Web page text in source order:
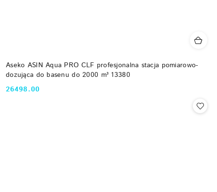
Aseko ASIN Aqua PRO CLF profesjonalna stacja pomiarowo-
dozująca do basenu do 2000 m³ 13380
Cena:
26498.00